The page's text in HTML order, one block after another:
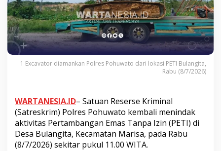
1 Excavator diamankan Polres Pohuwato dari lokasi PETI Bulangita,
Rabu (8/7/2026)
WARTANESIA.ID– Satuan Reserse Kriminal
(Satreskrim) Polres Pohuwato kembali menindak
aktivitas Pertambangan Emas Tanpa Izin (PETI) di
Desa Bulangita, Kecamatan Marisa, pada Rabu
(8/7/2026) sekitar pukul 11.00 WITA.